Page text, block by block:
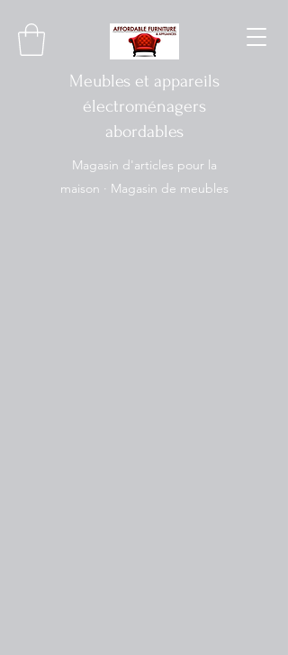
Meubles et appareils
électroménagers
abordables
Magasin d'articles pour la
maison · Magasin de meubles